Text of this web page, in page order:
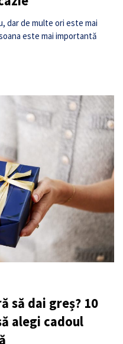
dar de multe ori este mai
este mai importantă
să dai greș? 10
alegi cadoul